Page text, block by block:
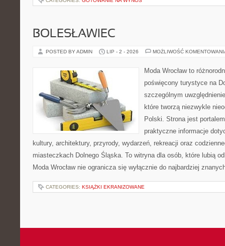
BOLESŁAWIEC
POSTED BY ADMIN LIP - 2 - 2026 MOŻLIWOŚĆ
Moda Wrocław to
poświęcony turystyce na
szczególnym
które tworzą niezwykle
Polski. Strona jest
praktyczne informacje
kultury, architektury, przyrody, wydarzeń, rekreacji oraz
miasteczkach Dolnego Śląska. To witryna dla osób, które lubią
Moda Wrocław nie ogranicza się wyłącznie do najbardziej
CATEGORIES: KSIĄŻKI EKRANIZOWANE